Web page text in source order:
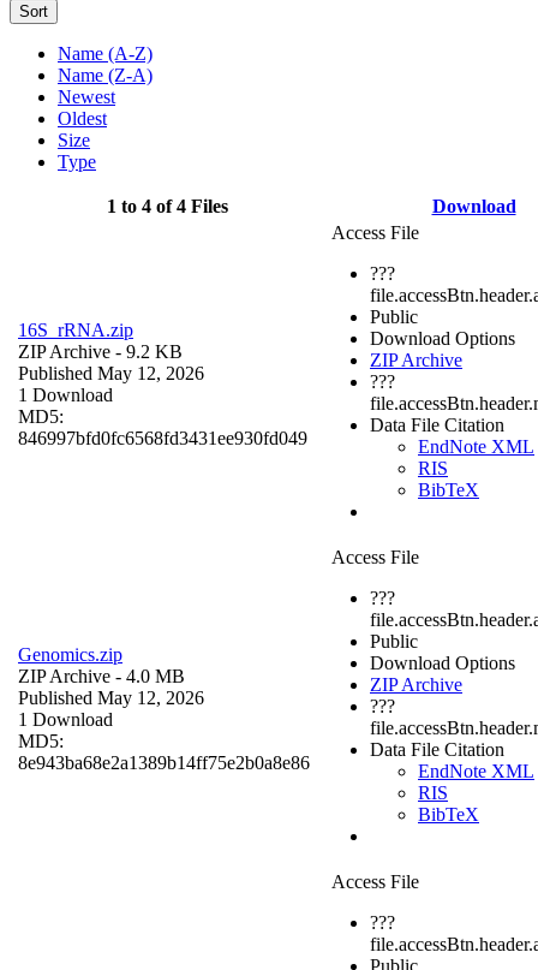
Sort
Name (A-Z)
Name (Z-A)
Newest
Oldest
Size
Type
1 to 4 of 4 Files Download
16S_rRNA.zip
ZIP Archive - 9.2 KB
Published May 12, 2026
1 Download
MD5:
846997bfd0fc6568fd3431ee930fd049
Access File
???
Public
Download Options
ZIP Archive
???
Data File Citation
EndNote XML
RIS
BibTeX
Genomics.zip
ZIP Archive - 4.0 MB
Published May 12, 2026
1 Download
MD5:
8e943ba68e2a1389b14ff75e2b0a8e86
Access File
???
Public
Download Options
ZIP Archive
???
Data File Citation
EndNote XML
RIS
BibTeX
Access File
???
Public